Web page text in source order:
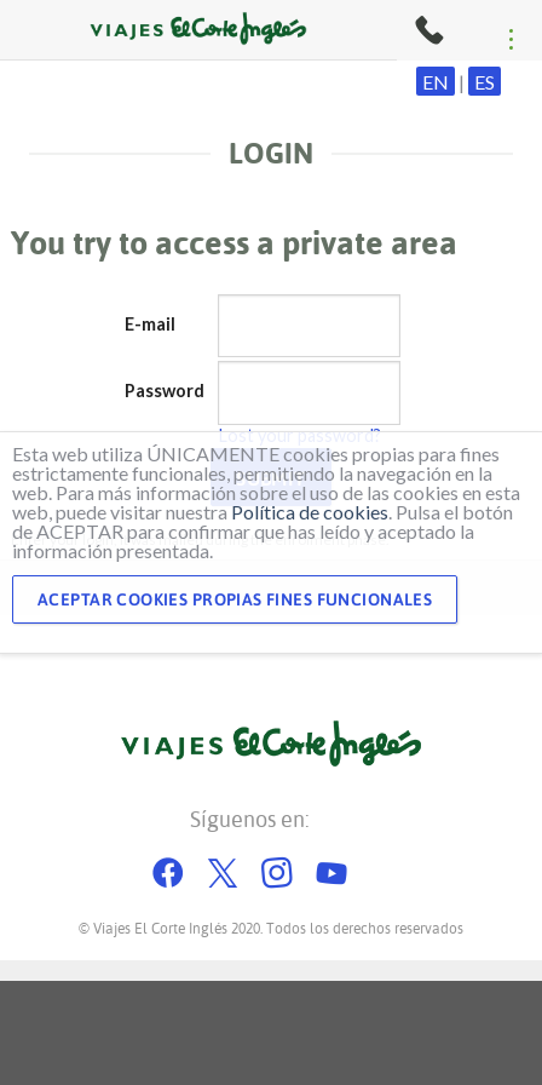
Esta web utiliza ÚNICAMENTE cookies propias para fines
estrictamente funcionales, permitiendo la navegación en la
web. Para más información sobre el uso de las cookies en esta
web, puede visitar nuestra Política de cookies. Pulsa el botón
de ACEPTAR para confirmar que has leído y aceptado la
información presentada.
ACEPTAR COOKIES PROPIAS FINES FUNCIONALES
EN | ES
LOGIN
You try to access a private area
E-mail
Password
Lost your password?
Enter your login, it was mailed during the enrolment phase.
© Viajes El Corte Inglés 2020. Todos los derechos reservados
Síguenos en: